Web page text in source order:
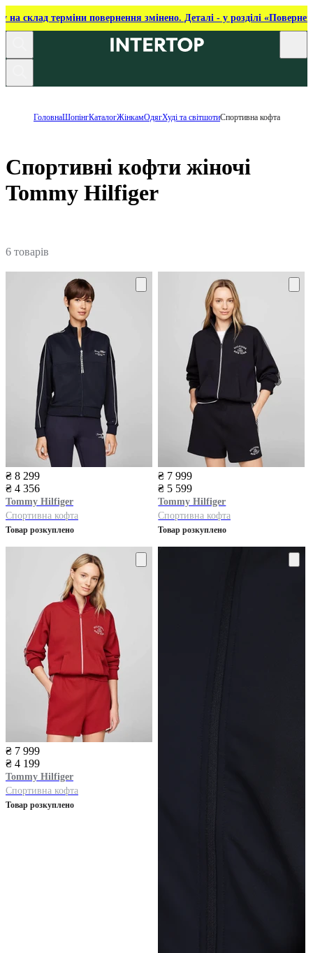
на склад терміни повернення змінено. Деталі - у розділі
ГоловнаШопінгКаталогЖінкамОдягХуді та світшотиСпортивна кофта
Cпортивні кофти жіночі
Tommy Hilfiger
6 товарів
₴ 8 299
₴ 4 356
Tommy Hilfiger
Спортивна кофта
Товар розкуплено
₴ 7 999
₴ 5 599
Tommy Hilfiger
Спортивна кофта
Товар розкуплено
₴ 7 999
₴ 4 199
Tommy Hilfiger
Спортивна кофта
Товар розкуплено